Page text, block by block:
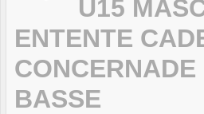
U15
ENTENTE
CONCERNADE
BASSE